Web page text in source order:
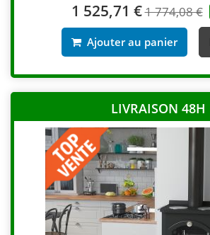
1 525,71 €1 774,08 €
Ajouter au panier
LIVRAISON 48H